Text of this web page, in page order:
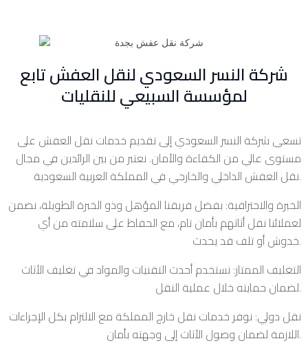
شركة النسر السعودي لنقل العفش تابع
لمؤسسة السبيعي للنقليات
تسعى شركة النسر السعودي إلى تقديم خدمات نقل العفش على
مستوى عالي من الكفاءة والأمان. نعتبر من بين الرائدين في مجال
نقل العفش الداخلي والخارجي في المملكة العربية السعودية.
الخبرة والاحترافية: بفضل فريقنا المؤهل وذو الخبرة الطويلة، نضمن
لعملائنا نقل أثاثهم بأمان تام، مع الحفاظ على سلامته من أي
خدوش أو تلف قد يحدث.
التغليف الممتاز: نستخدم أحدث التقنيات والمواد في تغليف الأثاث
لضمان حمايته خلال عملية النقل.
نقل دولي: نوفر خدمات نقل خارج المملكة مع الالتزام بكل الإجراءات
اللازمة لضمان وصول الأثاث إلى وجهته بأمان.